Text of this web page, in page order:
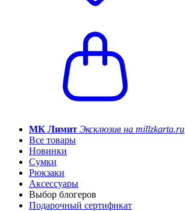
МК Лимит Эксклюзив на millzkarta.ru
Все товары
Новинки
Сумки
Рюкзаки
Аксессуары
Выбор блогеров
Подарочный сертификат